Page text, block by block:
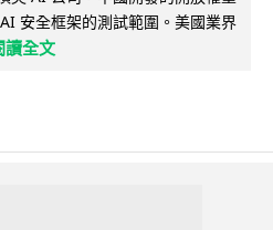
安全框架的測試範圍。美國業界
讀全文